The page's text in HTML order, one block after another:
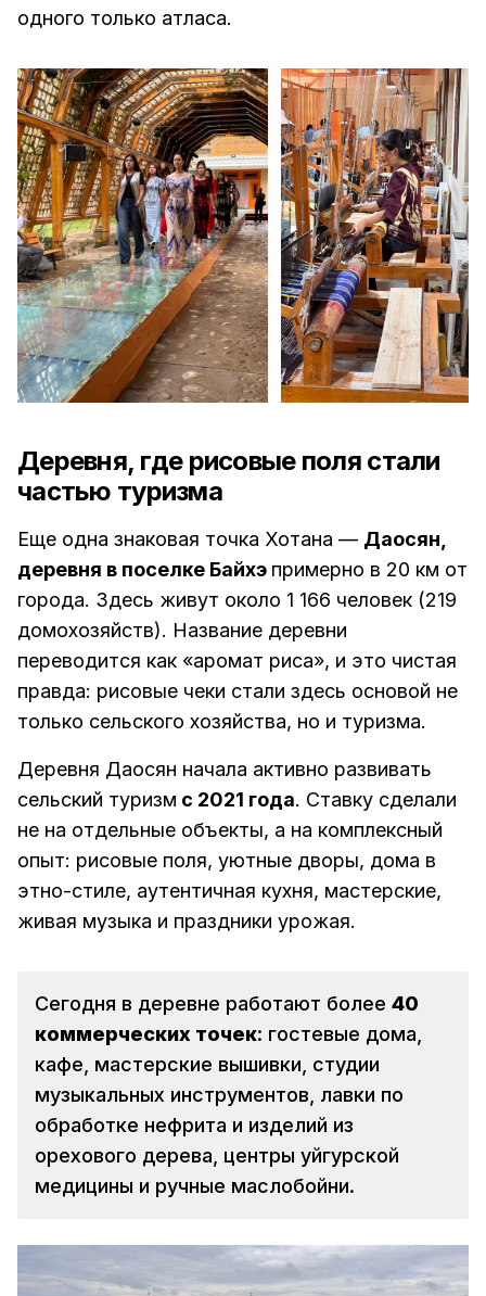
одного только атласа.
Деревня, где рисовые поля стали
частью туризма
Еще одна знаковая точка Хотана — Даосян,
деревня в поселке Байхэ примерно в 20 км от
города. Здесь живут около 1 166 человек (219
домохозяйств). Название деревни
переводится как «аромат риса», и это чистая
правда: рисовые чеки стали здесь основой не
только сельского хозяйства, но и туризма.
Деревня Даосян начала активно развивать
сельский туризм с 2021 года. Ставку сделали
не на отдельные объекты, а на комплексный
опыт: рисовые поля, уютные дворы, дома в
этно-стиле, аутентичная кухня, мастерские,
живая музыка и праздники урожая.
Сегодня в деревне работают более 40
коммерческих точек: гостевые дома,
кафе, мастерские вышивки, студии
музыкальных инструментов, лавки по
обработке нефрита и изделий из
орехового дерева, центры уйгурской
медицины и ручные маслобойни.